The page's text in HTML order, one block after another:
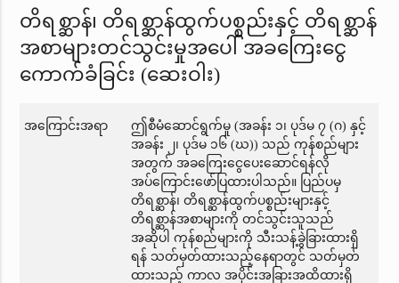
တိရစ္ဆာန်၊ တိရစ္ဆာန်ထွက်ပစ္စည်းနှင့် တိရစ္ဆာန်
အစာများတင်သွင်းမှုအပေါ် အခကြေးငွေ
ကောက်ခံခြင်း (ဆေးဝါး)
အကြောင်းအရာ
ဤစီမံဆောင်ရွက်မှု (အခန်း ၁၊ ပုဒ်မ ၇ (ဂ) နှင့်
အခန်း ၂၊ ပုဒ်မ ၁၆ (ဃ)) သည် ကုန်စည်များ
အတွက် အခကြေးငွေပေးဆောင်ရန်လို
အပ်ကြောင်းဖော်ပြထားပါသည်။ ပြည်ပမှ
တိရစ္ဆာန်၊ တိရစ္ဆာန်ထွက်ပစ္စည်းများနှင့်
တိရစ္ဆာန်အစာများကို တင်သွင်းသူသည်
အဆိုပါ ကုန်စည်များကို သီးသန့်ခွဲခြားထားရှိ
ရန် သတ်မှတ်ထားသည့်နေရာတွင် သတ်မှတ်
ထားသည့် ကာလ အပိုင်းအခြားအထိထားရှိ